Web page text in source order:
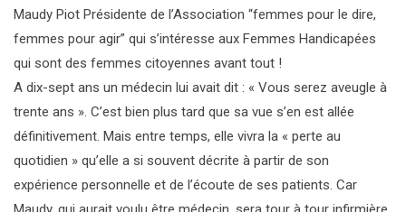
Maudy Piot Présidente de l’Association “femmes pour le dire,
femmes pour agir” qui s’intéresse aux Femmes Handicapées
qui sont des femmes citoyennes avant tout !
A dix-sept ans un médecin lui avait dit : « Vous serez aveugle à
trente ans ». C’est bien plus tard que sa vue s’en est allée
définitivement. Mais entre temps, elle vivra la « perte au
quotidien » qu’elle a si souvent décrite à partir de son
expérience personnelle et de l’écoute de ses patients. Car